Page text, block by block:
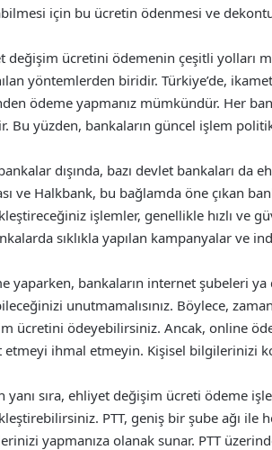
için bu ücretin ödenmesi ve
değişim ücretini ödemenin çeşitli yolları
yöntemlerden biridir. Türkiye’de,
ödeme yapmanız mümkündür. Her
Bu yüzden, bankaların güncel işlem
dışında, bazı devlet bankaları
ve Halkbank, bu bağlamda öne çıkan
işlemler, genellikle hızlı ve
sıklıkla yapılan kampanyalar ve
yaparken, bankaların internet şubeleri
unutmamalısınız. Böylece,
ücretini ödeyebilirsiniz. Ancak, online
etmeyi ihmal etmeyin. Kişisel bilgilerinizi
yanı sıra, ehliyet değişim ücreti ödeme
PTT, geniş bir şube ağı
yapmanıza olanak sunar. PTT